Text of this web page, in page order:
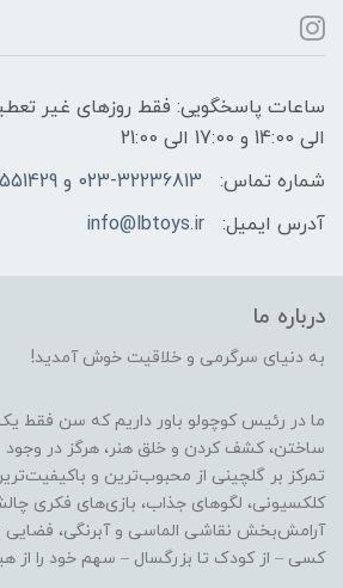
الی 14:00 و 17:00 الی 21:00
شماره تماس:
023-32236813 و 09198551429
آدرس ایمیل:
info@lbtoys.ir
درباره ما
به دنیای سرگرمی و خلاقیت خوش آمدید!
ما در رئیس کوچولو باور داریم که سن
ساختن، کشف کردن و خلق هنر، هرگز در
تمرکز بر گلچینی از محبوب‌ترین و
کلکسیونی، لگوهای جذاب، بازی‌های فکری
آرامش‌بخش نقاشی الماسی و آبرنگی، فضایی را
کسی – از کودک تا بزرگسال – سهم خود را از